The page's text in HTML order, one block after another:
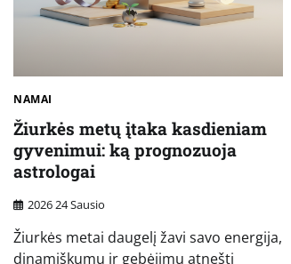
NAMAI
Žiurkės metų įtaka kasdieniam
gyvenimui: ką prognozuoja
astrologai
2026 24 Sausio
Žiurkės metai daugelį žavi savo energija,
dinamiškumu ir gebėjimu atnešti